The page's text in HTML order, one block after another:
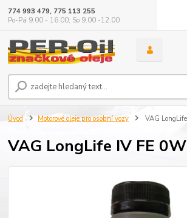
774 993 479, 775 113 255
Po-Pá 9.00 - 16.00, So 9.00 -12.00
Úvod Motorové oleje pro osobní vozy VAG
VAG LongLife IV FE